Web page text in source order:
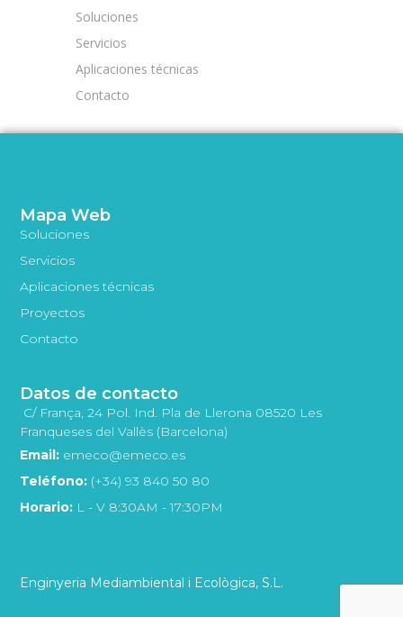
Soluciones
Servicios
Aplicaciones técnicas
Contacto
Enginyeria Mediambiental i Ecològica, S.L.
Mapa Web
Soluciones
Servicios
Aplicaciones técnicas
Proyectos
Contacto
Datos de contacto
C/ França, 24 Pol. Ind. Pla de Llerona 08520 Les
Franqueses del Vallès (Barcelona)
Email: emeco@emeco.es
Teléfono: (+34) 93 840 50 80
Horario: L - V 8:30AM - 17:30PM